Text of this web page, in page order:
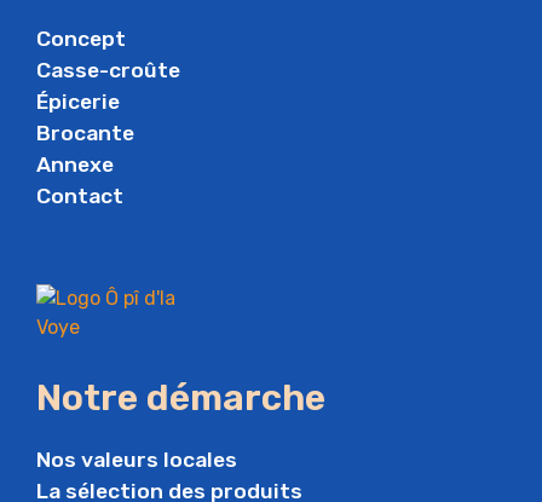
Concept
Casse-croûte
Épicerie
Brocante
Annexe
Contact
Notre démarche
Nos valeurs locales
La sélection des produits